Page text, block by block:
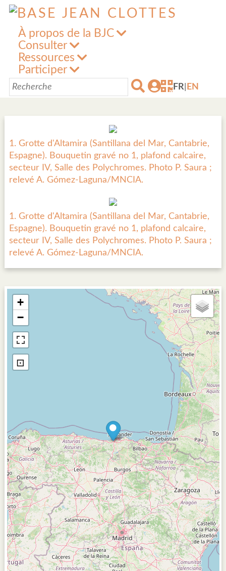
À propos de la BJC
Consulter
Ressources
Participer
FR EN
1. Grotte d'Altamira (Santillana del Mar, Cantabrie,
Espagne). Bouquetin gravé no 1, plafond calcaire,
secteur IV, Salle des Polychromes. Photo P. Saura ;
relevé A. Gómez-Laguna/MNCIA.
1. Grotte d'Altamira (Santillana del Mar, Cantabrie,
Espagne). Bouquetin gravé no 1, plafond calcaire,
secteur IV, Salle des Polychromes. Photo P. Saura ;
relevé A. Gómez-Laguna/MNCIA.
+
−
⊡